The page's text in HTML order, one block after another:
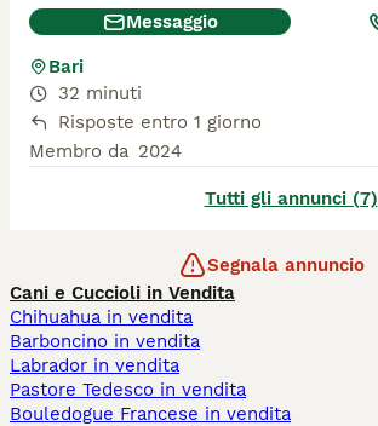
Messaggio
Bari
32 minuti
Risposte entro 1 giorno
Membro da 2024
Tutti gli annunci (7)
Segnala annuncio
Cani e Cuccioli in Vendita
Chihuahua in vendita
Barboncino in vendita
Labrador in vendita
Pastore Tedesco in vendita
Bouledogue Francese in vendita